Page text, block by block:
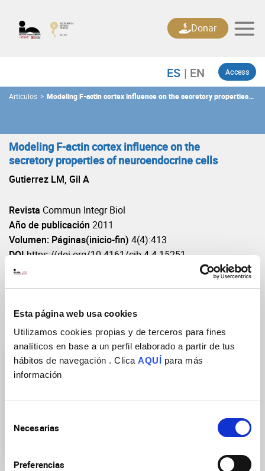
Esta página web usa cookies
Utilizamos cookies propias y de terceros para fines
analíticos en base a un perfil elaborado a partir de tus
hábitos de navegación . Clica AQUÍ para más
información
Necesarias
Preferencias
content
Access
Donar
Artículos > Modeling F-actin cortex influence on the secretory properties
Modeling F-actin cortex influence on the
secretory properties of neuroendocrine cells
Gutierrez LM, Gil A
Revista Commun Integr Biol
Año de publicación 2011
Volumen: Páginas(inicio-fin) 4(4):413
DOIhttps://doi.org/10.4161/cib.4.4.15251
Grupos de Investigación
Mecanismos moleculares